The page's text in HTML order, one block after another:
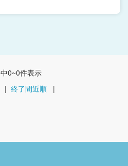
0~0件表示
| 終了間近順 |